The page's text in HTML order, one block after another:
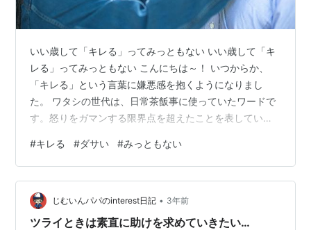
いい歳して「キレる」ってみっともない いい歳して「キ
レる」ってみっともない こんにちは～！ いつからか、
「キレる」という言葉に嫌悪感を抱くようになりまし
た。 ワタシの世代は、日常茶飯事に使っていたワードで
す。怒りをガマンする限界点を超えたことを表している
点が低くなり、ちょっとしたことで「キレる」人が増え
ました。 これは、社会現象にもなりましたよね。90年代
はキレる若者。 昨今、キレる老人なんて言われますが、
きっとワタシの世代（を含めて）から上の世代。アップ
デートがなくて情けないなと思います。 先日も、ワタシ
#キレる #ダサい #みっともない
じむいんパパのinterest日記 • 3年前
ツライときは素直に助けを求めていきたい…